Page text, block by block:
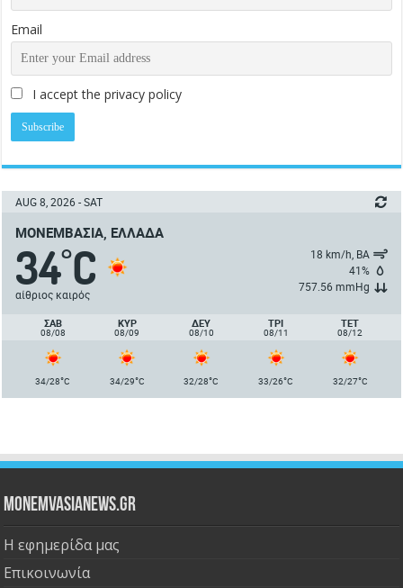
Email
I accept the privacy policy
AUG 8, 2026 - SAT
ΜΟΝΕΜΒΑΣΙΆ, ΕΛΛΆΔΑ
34°C
αίθριος καιρός
18 km/h, ΒΑ
41%
757.56 mmHg
ΣΑΒ
08/08
ΚΥΡ
08/09
ΔΕΥ
08/10
ΤΡΙ
08/11
ΤΕΤ
08/12
34/28°C 34/29°C 32/28°C 33/26°C 32/27°C
Monemvasianews.gr
Η εφημερίδα μας
Επικοινωνία